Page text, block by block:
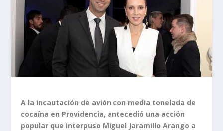
A la incautación de avión con media tonelada de
cocaína en Providencia, antecedió una acción
popular que interpuso Miguel Jaramillo Arango a